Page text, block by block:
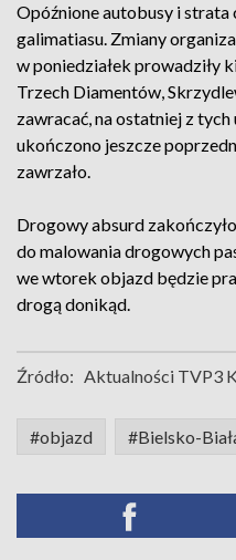
Opóźnione autobusy i
galimatiasu. Zmiany
w poniedziałek prowadziły
Trzech Diamentów,
zawracać, na ostatniej z
ukończono jeszcze
zawrzało.
Drogowy absurd
do malowania drogowych
we wtorek objazd będzie
drogą donikąd.
Źródło: Aktualności TVP3
#objazd #Bielsko-